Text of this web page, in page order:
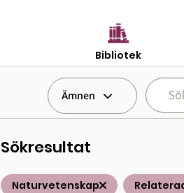
Bibliotek
Ämnen
Sökresultat
Naturvetenskap